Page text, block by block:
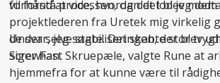
forhånd at vide, hvordan det blev
vil forstå processen, og det lod jeg dem
projektlederen fra Uretek mig virkelig
de svar, jeg søgte. Det skabte stor
siger han.
Under selve stabiliseringen, der blev
ScrewFast Skruepæle, valgte Rune at
hjemmefra for at kunne være til